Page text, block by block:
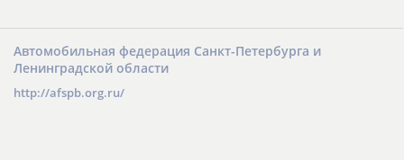
Автомобильная федерация Санкт-Петербурга и
Ленинградской области
http://afspb.org.ru/